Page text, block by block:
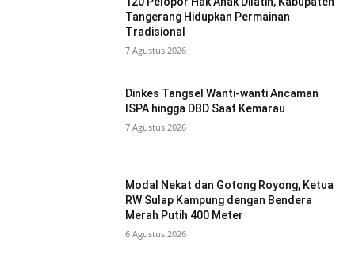
Tangerang Hidupkan Permainan
Tradisional
7 Agustus 2026
Dinkes Tangsel Wanti-wanti Ancaman
ISPA hingga DBD Saat Kemarau
7 Agustus 2026
Modal Nekat dan Gotong Royong, Ketua
RW Sulap Kampung dengan Bendera
Merah Putih 400 Meter
6 Agustus 2026